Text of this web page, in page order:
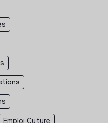
Emploi Culture